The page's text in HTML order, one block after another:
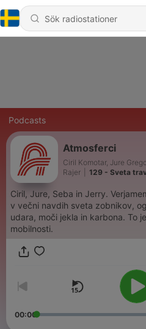
Podcasts
Atmosferci
Ciril Komotar, Jure
Rajer
129 - Sveta
#127
Ciril, Jure, Seba in Jerry.
v večni navdih sveta zobnikov,
udara, moči jekla in karbona. To
mobilnosti.
00:00